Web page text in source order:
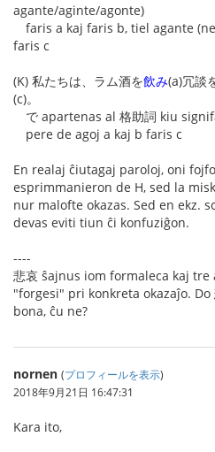
agante/aginte/agonte)
faris a kaj faris b, tiel agante
faris c
(K) 私たちは、ラム酒を飲み(a)冗談
(c)。
で apartenas al 格助詞 kiu
pere de agoj a kaj b faris c
En realaj ĉiutagaj paroloj, oni
esprimmanieron de H, sed la
nur malofte okazas. Sed en ekz.
devas eviti tiun ĉi konfuziĝon.
----
悲哀 ŝajnus iom formaleca kaj
"forgesi" pri konkreta okazaĵo. Do
bona, ĉu ne?
nornen (プロフィールを表示)
2018年9月21日 16:47:31
Kara ito,